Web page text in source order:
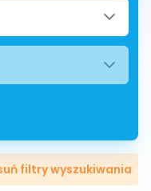
filtry wyszukiwania